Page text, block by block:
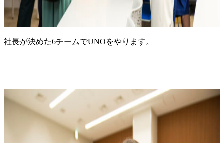
社長が決めた6チームでUNOをやります。